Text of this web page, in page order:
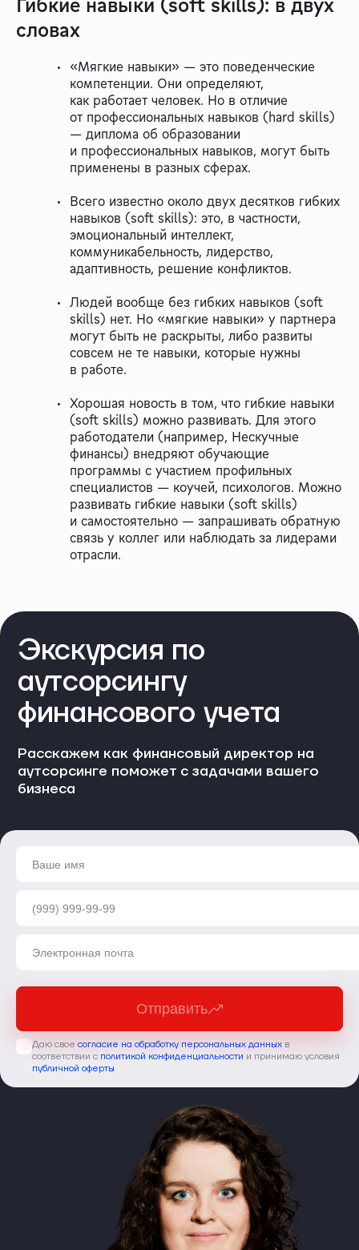
словах
«Мягкие навыки» — это поведенческие
компетенции. Они определяют,
как работает человек. Но в отличие
от профессиональных навыков (hard skills)
— диплома об образовании
и профессиональных навыков, могут быть
применены в разных сферах.
Всего известно около двух десятков гибких
навыков (soft skills): это, в частности,
эмоциональный интеллект,
коммуникабельность, лидерство,
адаптивность, решение конфликтов.
Людей вообще без гибких навыков (soft
skills) нет. Но «мягкие навыки» у партнера
могут быть не раскрыты, либо развиты
совсем не те навыки, которые нужны
в работе.
Хорошая новость в том, что гибкие навыки
(soft skills) можно развивать. Для этого
работодатели (например, Нескучные
финансы) внедряют обучающие
программы с участием профильных
специалистов — коучей, психологов. Можно
развивать гибкие навыки (soft skills)
и самостоятельно — запрашивать обратную
связь у коллег или наблюдать за лидерами
отрасли.
Экскурсия по
аутсорсингу
финансового учета
Расскажем как финансовый директор на
аутсорсинге поможет с задачами вашего
бизнеса
Даю свое согласие на обработку персональных данных в
соответствии с политикой конфиденциальности и принимаю условия
публичной оферты
Отправить